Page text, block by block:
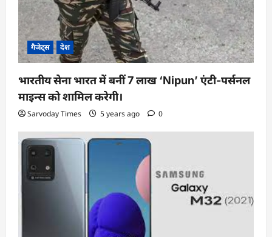
n
गैजेट्स देश
भारतीय सेना भारत में बनीं 7 लाख ‘Nipun’ एंटी-पर्सनल
माइन्स को शामिल करेगी।
Sarvoday Times 5 years ago 0